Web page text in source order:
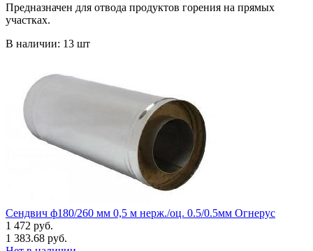
Предназначен для отвода продуктов горения на прямых
участках.
В наличии: 13 шт
Сендвич ф180/260 мм 0,5 м нерж./оц. 0.5/0.5мм Огнерус
1 472 руб.
1 383.68 руб.